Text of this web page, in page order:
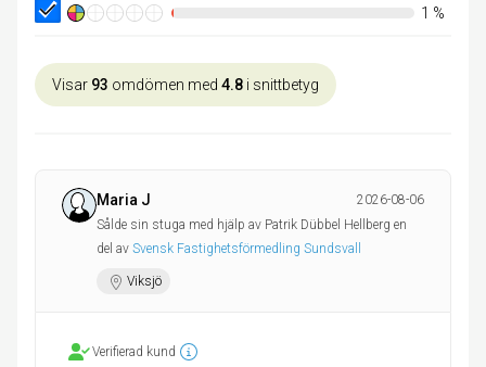
1 %
Visar 93 omdömen med 4.8 i snittbetyg
Maria J
2026-08-06
Sålde sin stuga med hjälp av Patrik Dübbel Hellberg en
del av Svensk Fastighetsförmedling Sundsvall
Viksjö
Verifierad kund